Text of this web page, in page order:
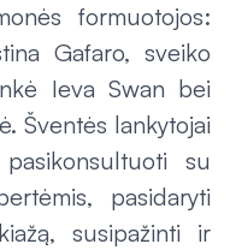
formuotojos:
Gafaro, sveiko
Ieva Swan bei
Šventės lankytojai
su
pasidaryti
susipažinti ir